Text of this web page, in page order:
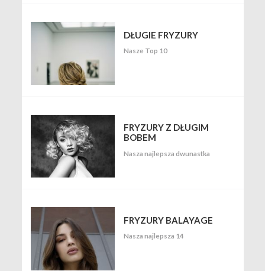
DŁUGIE FRYZURY
Nasze Top 10
FRYZURY Z DŁUGIM
BOBEM
Nasza najlepsza dwunastka
FRYZURY BALAYAGE
Nasza najlepsza 14